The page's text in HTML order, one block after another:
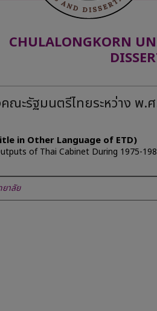
CHULALONGKORN
ณะรัฐมนตรีไทยระหว่าง พ.
in Other Language of ETD)
of Thai Cabinet During 1975-
าลัย